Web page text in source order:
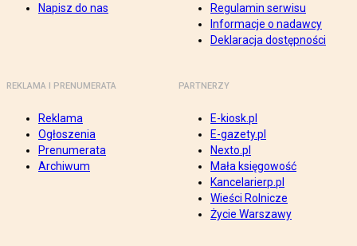
Napisz do nas
Regulamin serwisu
Informacje o nadawcy
Deklaracja dostępności
REKLAMA I PRENUMERATA
Reklama
Ogłoszenia
Prenumerata
Archiwum
PARTNERZY
E-kiosk.pl
E-gazety.pl
Nexto.pl
Mała księgowość
Kancelarierp.pl
Wieści Rolnicze
Życie Warszawy